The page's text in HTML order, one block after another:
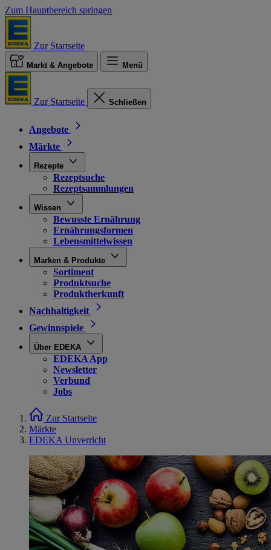
Zum Hauptbereich springen
Zur Startseite
Markt & Angebote Menü
Zur Startseite Schließen
Angebote
Märkte
Rezepte
Rezeptsuche
Rezeptsammlungen
Wissen
Bewusste Ernährung
Ernährungsformen
Lebensmittelwissen
Marken & Produkte
Sortiment
Produktsuche
Produktherkunft
Nachhaltigkeit
Gewinnspiele
Über EDEKA
EDEKA App
Newsletter
Verbund
Jobs
Zur Startseite
Märkte
EDEKA Unverricht